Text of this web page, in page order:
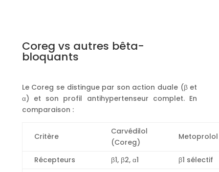
Coreg vs autres bêta-
bloquants
Le Coreg se distingue par son action duale (β et
α) et son profil antihypertenseur complet. En
comparaison :
Critère
Carvédilol
(Coreg)
Metoprolol
Récepteurs β1, β2, α1
β1 sélectif